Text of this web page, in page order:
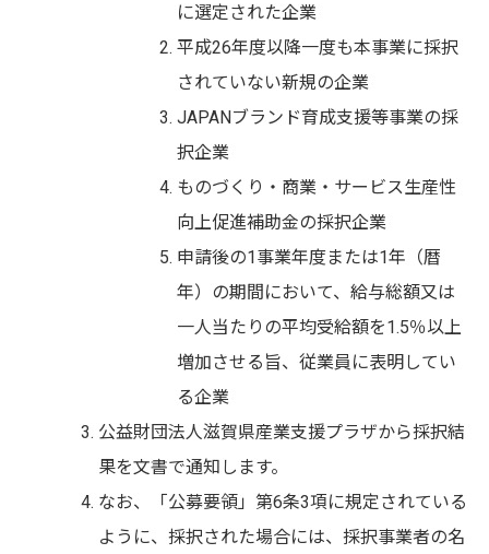
に選定された企業
平成26年度以降一度も本事業に採択
されていない新規の企業
JAPANブランド育成支援等事業の採
択企業
ものづくり・商業・サービス生産性
向上促進補助金の採択企業
申請後の1事業年度または1年（暦
年）の期間において、給与総額又は
一人当たりの平均受給額を1.5％以上
増加させる旨、従業員に表明してい
る企業
公益財団法人滋賀県産業支援プラザから採択結
果を文書で通知します。
なお、「公募要領」第6条3項に規定されている
ように、採択された場合には、採択事業者の名